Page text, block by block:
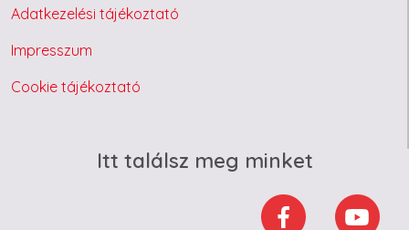
Adatkezelési tájékoztató
Impresszum
Cookie tájékoztató
Itt találsz meg minket